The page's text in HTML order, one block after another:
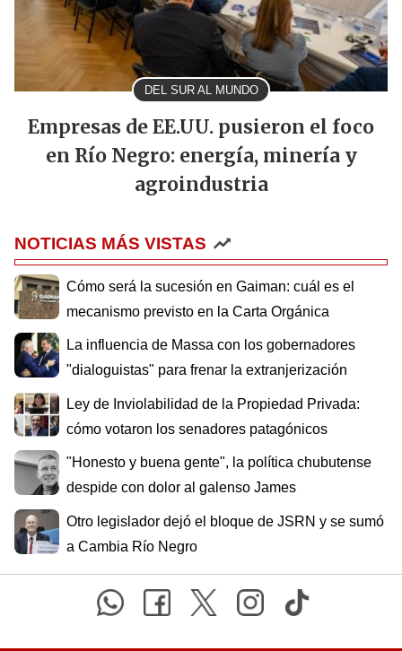
DEL SUR AL MUNDO
Empresas de EE.UU. pusieron el foco
en Río Negro: energía, minería y
agroindustria
NOTICIAS MÁS VISTAS
Cómo será la sucesión en Gaiman: cuál es el
mecanismo previsto en la Carta Orgánica
La influencia de Massa con los gobernadores
"dialoguistas" para frenar la extranjerización
Ley de Inviolabilidad de la Propiedad Privada:
cómo votaron los senadores patagónicos
"Honesto y buena gente", la política chubutense
despide con dolor al galenso James
Otro legislador dejó el bloque de JSRN y se sumó
a Cambia Río Negro